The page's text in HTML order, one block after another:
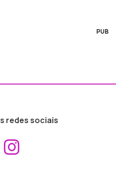
PUB
redes sociais
Aceder ao